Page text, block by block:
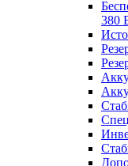
380